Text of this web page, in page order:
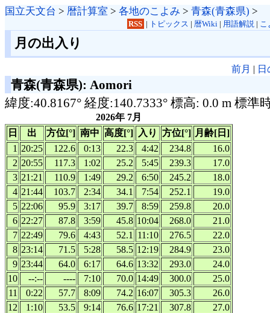
国立天文台 > 暦計算室 > 各地のこよみ > 青森(青森県) >
RSS | トピックス | 暦Wiki| 用語解説| こ
月の出入り
前月 |
青森(青森県): Aomori
緯度:40.8167° 経度:140.7333° 標高: 0.0 m 標準
2026年 7月
日
出 方位[°] 南中 高度[°] 入り 方位[°] 月齢[日]
1 20:25 122.6 0:13 22.3 4:42 234.8
16.0
2 20:55 117.3 1:02 25.2 5:45 239.3
17.0
3 21:21 110.9 1:49 29.2 6:50 245.2
18.0
4 21:44 103.7 2:34 34.1 7:54 252.1
19.0
5 22:06 95.9 3:17 39.7 8:59 259.8
20.0
6 22:27 87.8 3:59 45.8 10:04 268.0
21.0
7 22:49 79.6 4:43 52.1 11:10 276.5
22.0
8 23:14 71.5 5:28 58.5 12:19 284.9
23.0
9 23:44 64.0 6:17 64.6 13:32 293.0
24.0
10
--:-- ---- 7:10 70.0 14:49 300.0
25.0
11
0:22 57.7 8:09 74.2 16:07 305.3
26.0
12
1:10 53.5 9:14 76.6 17:21 307.8
27.0